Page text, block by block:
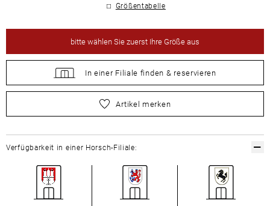
Größentabelle
bittewählen Sie zuerst Ihre Größe aus
In einer Filiale finden & reservieren
wählen Sie zuerst Ihre Größe aus
Artikel merken
Verfügbarkeit in einer Horsch-Filiale: